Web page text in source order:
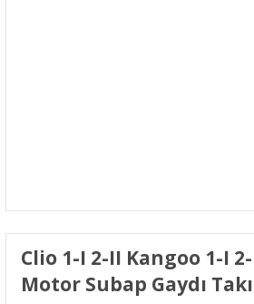
Clio 1-I 2-II Kangoo 1-I
Motor Subap Gaydı